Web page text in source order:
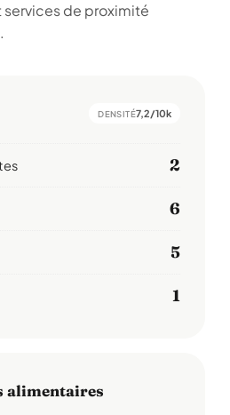
de proximité
DENSITÉ7,2/10k
2
6
5
1
alimentaires